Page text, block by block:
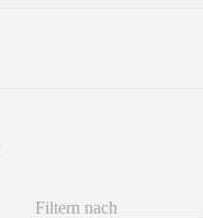
Filtern nach